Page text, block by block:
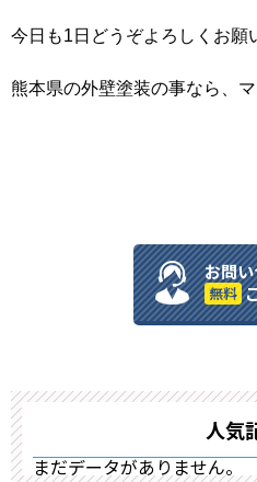
今日も1日どうぞよろしくお願
熊本県の外壁塗装の事なら、
お問
無料
人気
まだデータがありません。